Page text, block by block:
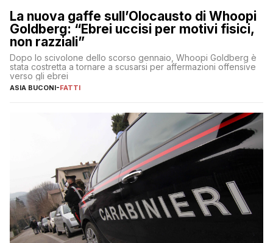
La nuova gaffe sull’Olocausto di Whoopi
Goldberg: “Ebrei uccisi per motivi fisici,
non razziali”
Dopo lo scivolone dello scorso gennaio, Whoopi Goldberg è
stata costretta a tornare a scusarsi per affermazioni offensive
verso gli ebrei
ASIA BUCONI-FATTI